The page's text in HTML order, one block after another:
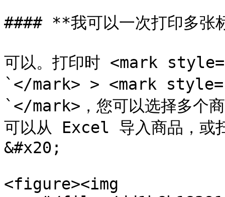
#### **我可以一次打印多张
可以。打印时 <mark
`</mark> > <mark
`</mark>，您可以选择多个
可以从 Excel 导入商品，或
&#x20;
<figure><img